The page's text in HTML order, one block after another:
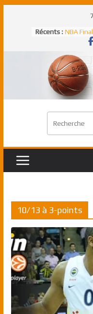
Récents : NBA
un
NBA
Freek élu
Shai
match à
Pau
premier
Rudy
10/13 à 3-points